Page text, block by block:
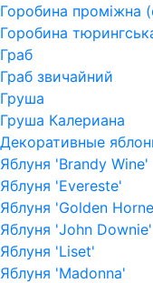
Горобина проміжна
Горобина
Граб
Граб звичайний
Груша
Груша Калериана
Декоративные
Яблуня 'Brandy Wine'
Яблуня 'Evereste'
Яблуня 'Golden
Яблуня 'John Downie'
Яблуня 'Liset'
Яблуня 'Madonna'